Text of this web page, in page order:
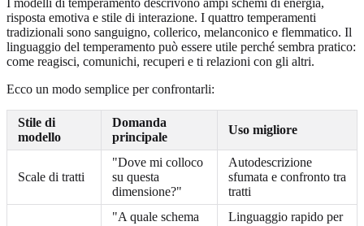
risposta emotiva e stile di interazione. I quattro temperamenti
tradizionali sono sanguigno, collerico, melanconico e flemmatico. Il
linguaggio del temperamento può essere utile perché sembra pratico:
come reagisci, comunichi, recuperi e ti relazioni con gli altri.
Ecco un modo semplice per confrontarli:
Stile di
modello
Domanda
principale
Uso migliore
Scale di tratti
"Dove mi colloco
su questa
dimensione?"
Autodescrizione
sfumata e confronto tra
tratti
"A quale schema
Linguaggio rapido per